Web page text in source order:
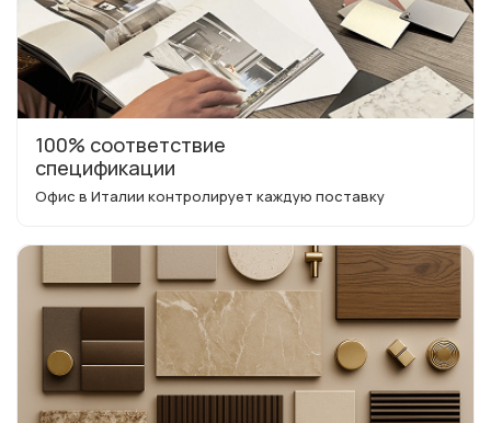
100% соответствие
спецификации
Офис в Италии контролирует каждую поставку